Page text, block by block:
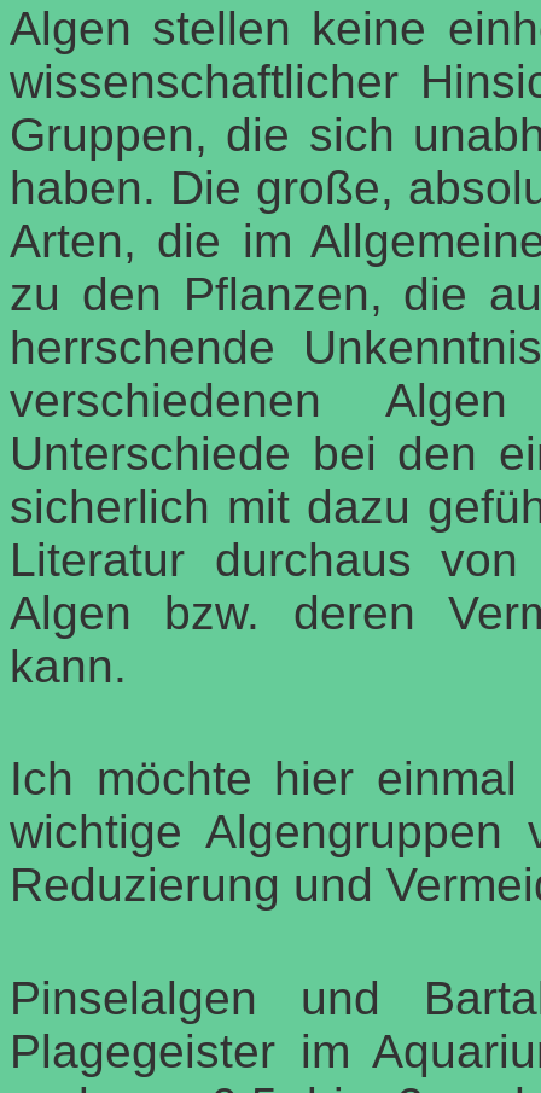
Algen stellen keine
wissenschaftlicher
Gruppen, die sich
haben. Die große,
Arten, die im
zu den Pflanzen, die
herrschende
verschiedenen
Unterschiede bei den
sicherlich mit dazu
Literatur durchaus
Algen bzw. deren
kann.
Ich möchte hier
wichtige
Reduzierung und
Pinselalgen und
Plagegeister im